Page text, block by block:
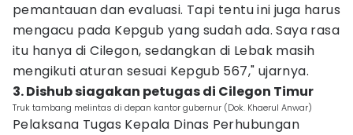
pemantauan dan evaluasi. Tapi tentu ini juga harus
mengacu pada Kepgub yang sudah ada. Saya rasa
itu hanya di Cilegon, sedangkan di Lebak masih
mengikuti aturan sesuai Kepgub 567," ujarnya.
3. Dishub siagakan petugas di Cilegon Timur
Truk tambang melintas di depan kantor gubernur (Dok. Khaerul Anwar)
Pelaksana Tugas Kepala Dinas Perhubungan